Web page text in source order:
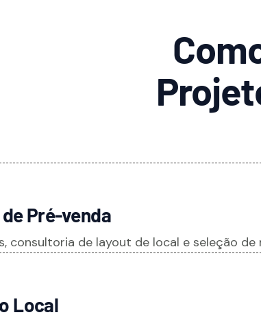
Pré-venda
consultoria de layout de local e seleção de
Local